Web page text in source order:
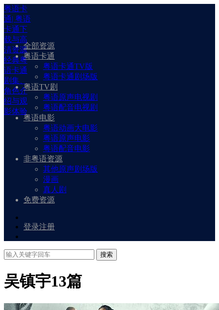
粤语卡
通| 粤语
卡通下
载与高
清资源
经典粤
语卡通
剧集、
角色介
绍与观
影体验
全部资源
粤语卡通
粤语卡通TV版
粤语卡通剧场版
粤语TV剧
粤语原声电视剧
粤语配音电视剧
粤语电影
粤语动画大电影
粤语原声电影
粤语配音电影
非粤语资源
其他原声剧场版
漫画
真人剧
免费资源
登录注册
搜索
吴镇宇13篇